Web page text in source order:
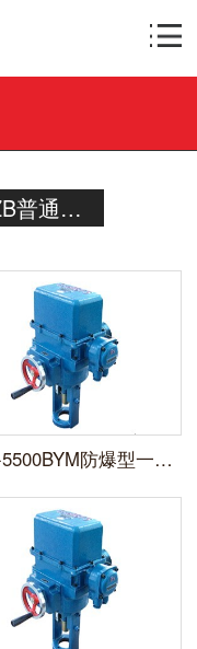
DKZB普通型电动执行器
DKZ-5500BYM防爆型一体化电动执行机构